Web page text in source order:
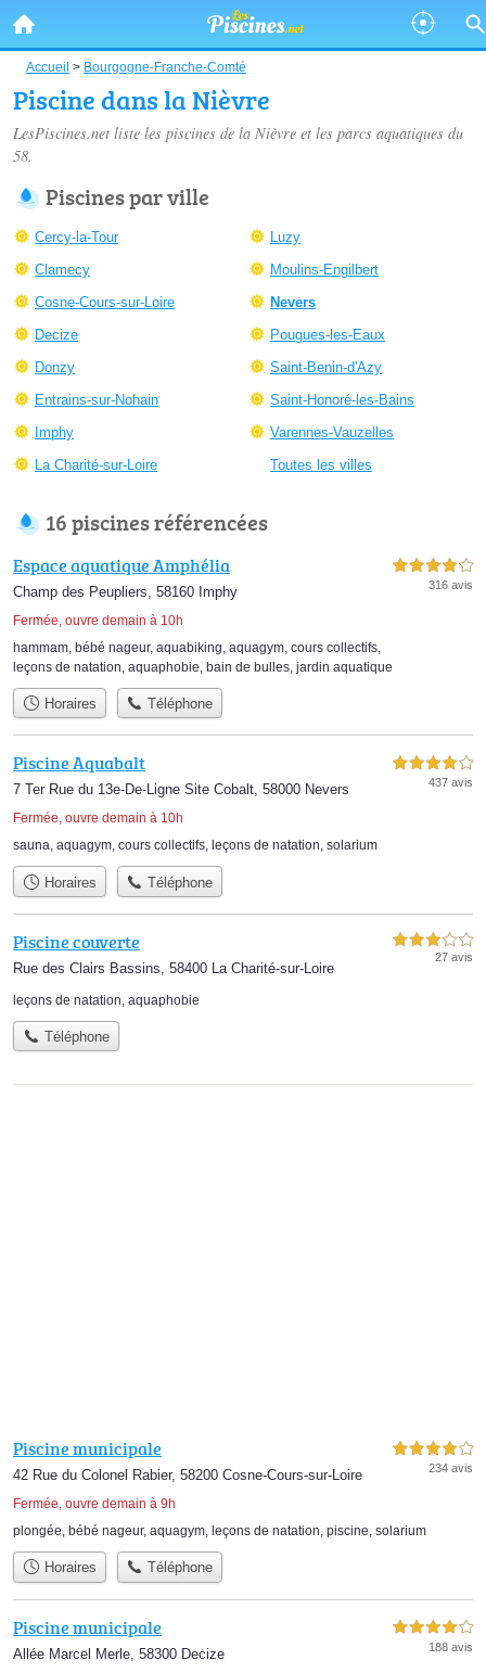
Accueil > Bourgogne-Franche-Comté
Piscine dans la Nièvre
LesPiscines.net liste les piscines de la Nièvre et les parcs aquatiques du
58.
Piscines par ville
Cercy-la-Tour
Clamecy
Cosne-Cours-sur-Loire
Decize
Donzy
Entrains-sur-Nohain
Imphy
La Charité-sur-Loire
Luzy
Moulins-Engilbert
Nevers
Pougues-les-Eaux
Saint-Benin-d'Azy
Saint-Honoré-les-Bains
Varennes-Vauzelles
Toutes les villes
16 piscines référencées
Espace aquatique Amphélia
Champ des Peupliers, 58160 Imphy
Fermée, ouvre demain à 10h
4,0 étoiles sur 5
316 avis
hammam, bébé nageur, aquabiking, aquagym, cours collectifs,
leçons de natation, aquaphobie, bain de bulles, jardin aquatique
Horaires Téléphone
Piscine Aquabalt
7 Ter Rue du 13e-De-Ligne Site Cobalt, 58000 Nevers
Fermée, ouvre demain à 10h
4,0 étoiles sur 5
437 avis
sauna, aquagym, cours collectifs, leçons de natation, solarium
Horaires Téléphone
Piscine couverte
Rue des Clairs Bassins, 58400 La Charité-sur-Loire
3,0 étoiles sur 5
27 avis
leçons de natation aquaphobie
Téléphone
Piscine municipale
42 Rue du Colonel Rabier, 58200 Cosne-Cours-sur-Loire
Fermée, ouvre demain à 9h
4,0 étoiles sur 5
234 avis
plongée, bébé nageur, aquagym, leçons de natation, piscine, solarium
Horaires Téléphone
Piscine municipale
Allée Marcel Merle, 58300 Decize
4,0 étoiles sur 5
188 avis